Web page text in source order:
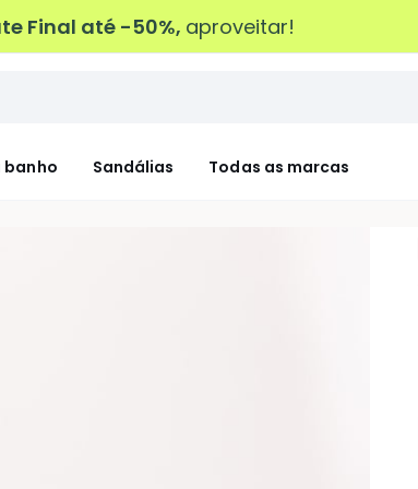
Final até -50%, aproveitar!
banho Sandálias Todas as marcas